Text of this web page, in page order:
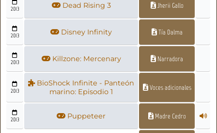
2013 Dead Rising 3 Jherii Gallo
2013 Disney Infinity Tía Dalma
2013 Killzone: Mercenary Narradora
2013
BioShock Infinite - Panteón
marino: Episodio 1
Voces adicionales
2013 Puppeteer Madre Cedro